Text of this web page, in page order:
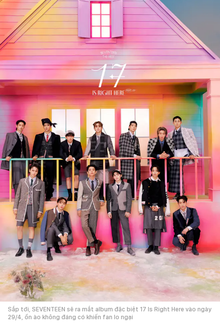
Sắp tới, SEVENTEEN sẽ ra mắt album đặc biệt 17 Is Right Here vào ngày
29/4, ồn ào không đáng có khiến fan lo ngại